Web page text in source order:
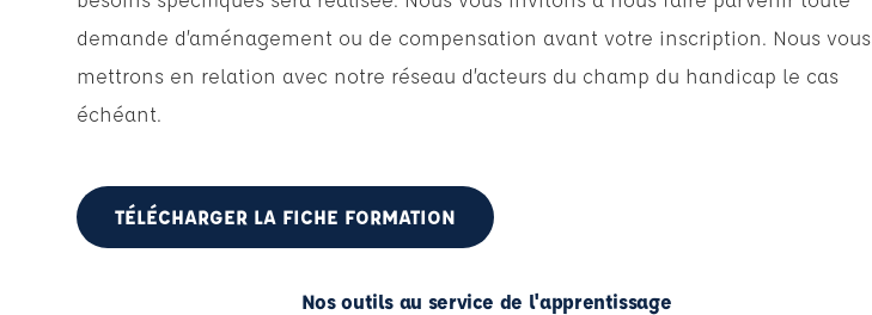
demande d’aménagement ou de compensation avant votre inscription. Nous vous
mettrons en relation avec notre réseau d’acteurs du champ du handicap le cas
échéant.
TÉLÉCHARGER LA FICHE FORMATION
Nos outils au service de l'apprentissage